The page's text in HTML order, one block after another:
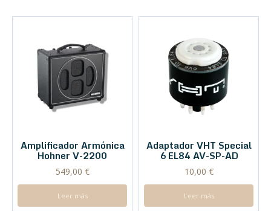
Amplificador Armónica
Hohner V-2200
549,00 €
Leer más
Adaptador VHT Special
6 EL84 AV-SP-AD
10,00 €
Leer más